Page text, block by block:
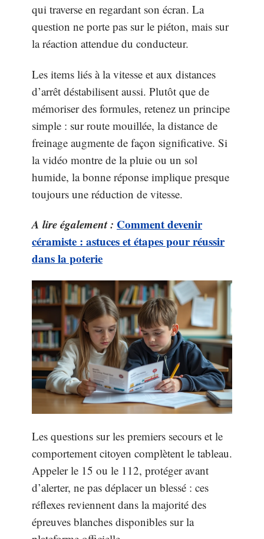
qui traverse en regardant son écran. La
question ne porte pas sur le piéton, mais sur
la réaction attendue du conducteur.
Les items liés à la vitesse et aux distances
d’arrêt déstabilisent aussi. Plutôt que de
mémoriser des formules, retenez un principe
simple : sur route mouillée, la distance de
freinage augmente de façon significative. Si
la vidéo montre de la pluie ou un sol
humide, la bonne réponse implique presque
toujours une réduction de vitesse.
A lire également : Comment devenir
céramiste : astuces et étapes pour réussir
dans la poterie
Les questions sur les premiers secours et le
comportement citoyen complètent le tableau.
Appeler le 15 ou le 112, protéger avant
d’alerter, ne pas déplacer un blessé : ces
réflexes reviennent dans la majorité des
épreuves blanches disponibles sur la